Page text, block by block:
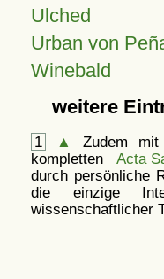
Ulched
Urban von
Winebald
weitere
1 ▲
Zudem
kompletten Acta
durch persönliche
die einzige
wissenschaftlicher